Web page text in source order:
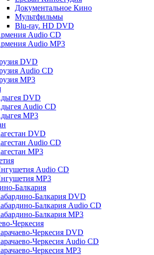
Документальное Кино
Мультфильмы
Blu-ray. HD DVD
Audio CD
Audio MP3
DVD
Audio CD
MP3
DVD
Audio CD
MP3
DVD
Audio CD
MP3
Audio CD
MP3
Балкария
Балкария DVD
Балкария Audio CD
Балкария MP3
Черкесия
Черкесия DVD
Черкесия Audio CD
Черкесия MP3